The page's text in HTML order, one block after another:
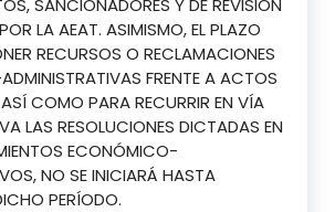
LA AEAT. ASIMISMO, EL PLAZO
RECURSOS O RECLAMACIONES
FRENTE A ACTOS
COMO PARA RECURRIR EN VÍA
LAS RESOLUCIONES DICTADAS EN
ECONÓMICO-
NO SE INICIARÁ HASTA
PERÍODO.